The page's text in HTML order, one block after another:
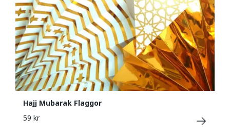
Hajj Mubarak Flaggor
59 kr